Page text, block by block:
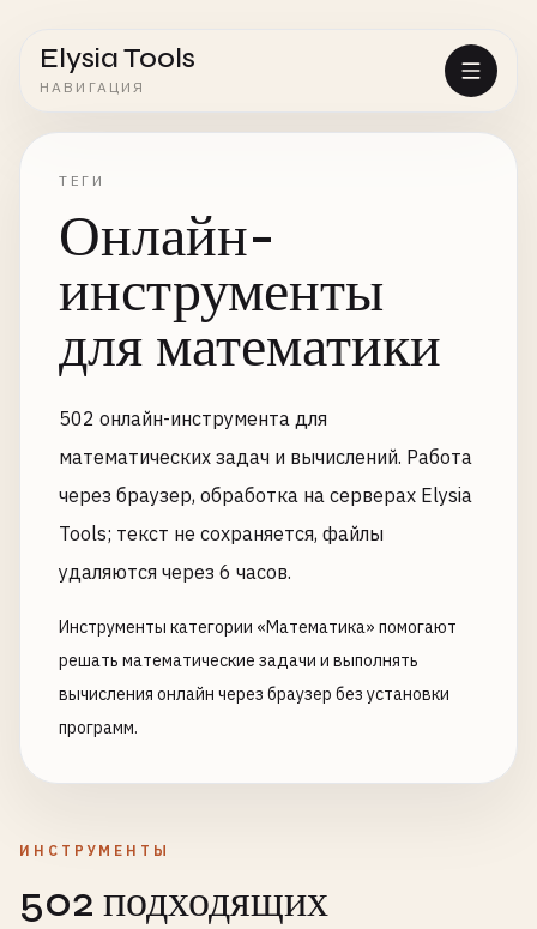
Elysia Tools
НАВИГАЦИЯ
ТЕГИ
Онлайн-
инструменты
для математики
502 онлайн-инструмента для
математических задач и вычислений. Работа
через браузер, обработка на серверах Elysia
Tools; текст не сохраняется, файлы
удаляются через 6 часов.
Инструменты категории «Математика» помогают
решать математические задачи и выполнять
вычисления онлайн через браузер без установки
программ.
ИНСТРУМЕНТЫ
502 подходящих